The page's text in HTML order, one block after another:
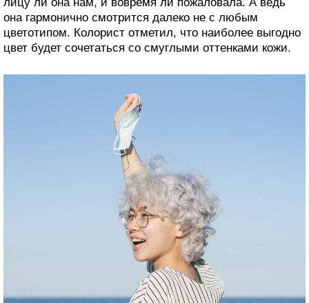
лицу ли она нам, и вовремя ли пожаловала. А ведь
она гармонично смотрится далеко не с любым
цветотипом. Колорист отметил, что наиболее выгодно
цвет будет сочетаться со смуглыми оттенками кожи.